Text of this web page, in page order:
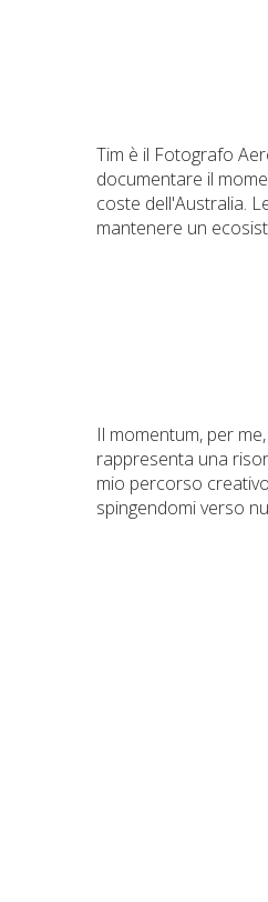
Tim è il Fotografo
documentare il
coste dell'Australia.
mantenere un
Il momentum, per
rappresenta una
mio percorso
spingendomi verso